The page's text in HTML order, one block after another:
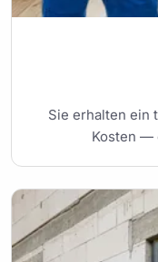
Sie erhalten ein
Kosten —